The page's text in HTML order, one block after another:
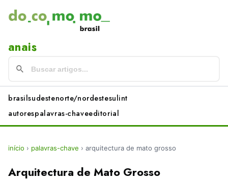
anais
brasilsudestenorte/nordestesulint
autorespalavras-chaveeditorial
início › palavras-chave › arquitectura de mato grosso
Arquitectura de Mato Grosso